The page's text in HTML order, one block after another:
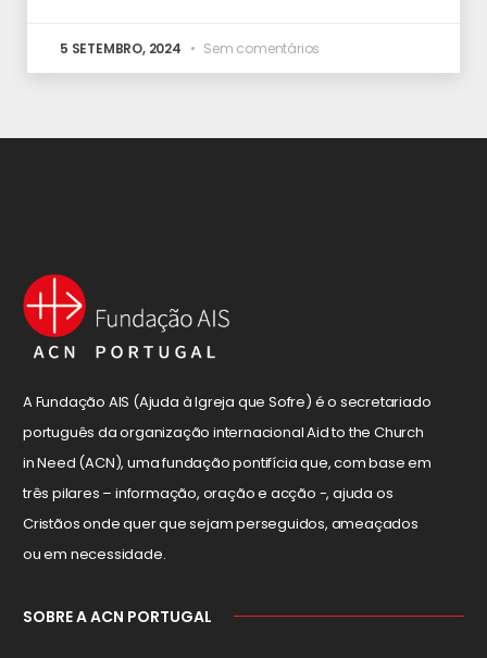
5 SETEMBRO, 2024 Sem comentários
A Fundação AIS (Ajuda à Igreja que Sofre) é o secretariado
português da organização internacional Aid to the Church
in Need (ACN), uma fundação pontifícia que, com base em
três pilares – informação, oração e acção -, ajuda os
Cristãos onde quer que sejam perseguidos, ameaçados
ou em necessidade.
SOBRE A ACN PORTUGAL